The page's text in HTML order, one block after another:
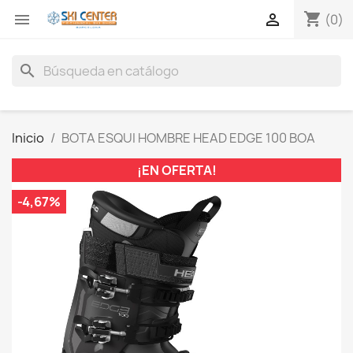
 shopping_cart (0)

search
Inicio
BOTA ESQUI HOMBRE HEAD EDGE 100 BOA
¡EN OFERTA!
-4,67%